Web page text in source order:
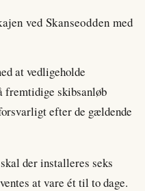
at vedligeholde
fremtidige skibsanløb
efter de gældende
der installeres seks
at vare ét til to dage.